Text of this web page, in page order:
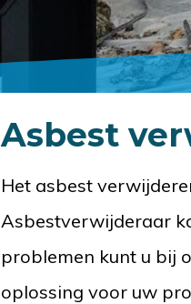
Asbest
Het asbest
Asbestverwijderaar
problemen kunt u bij
oplossing voor uw